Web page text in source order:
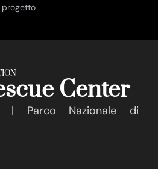
progetto
Center
| Parco Nazionale di